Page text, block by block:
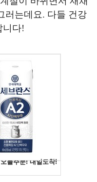
러는데요. 다들 건강
니다!